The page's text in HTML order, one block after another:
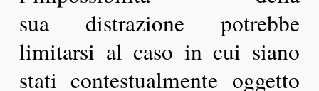
sua distrazione potrebbe
limitarsi al caso in cui siano
stati contestualmente oggetto